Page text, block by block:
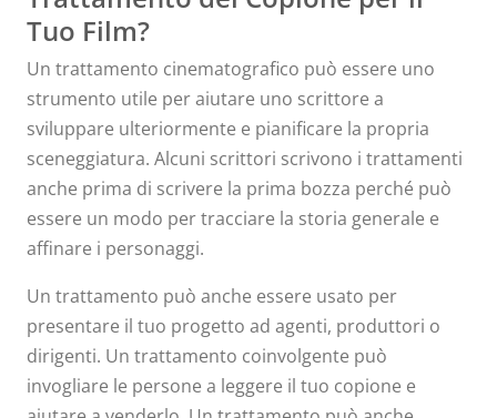
Tuo Film?
Un trattamento cinematografico può essere uno
strumento utile per aiutare uno scrittore a
sviluppare ulteriormente e pianificare la propria
sceneggiatura. Alcuni scrittori scrivono i trattamenti
anche prima di scrivere la prima bozza perché può
essere un modo per tracciare la storia generale e
affinare i personaggi.
Un trattamento può anche essere usato per
presentare il tuo progetto ad agenti, produttori o
dirigenti. Un trattamento coinvolgente può
invogliare le persone a leggere il tuo copione e